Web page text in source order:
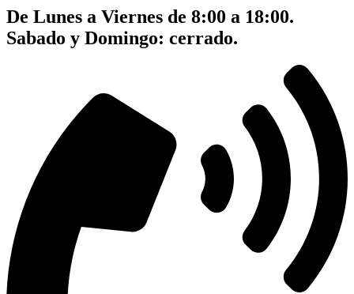
De Lunes a Viernes de 8:00 a 18:00.
Sabado y Domingo: cerrado.